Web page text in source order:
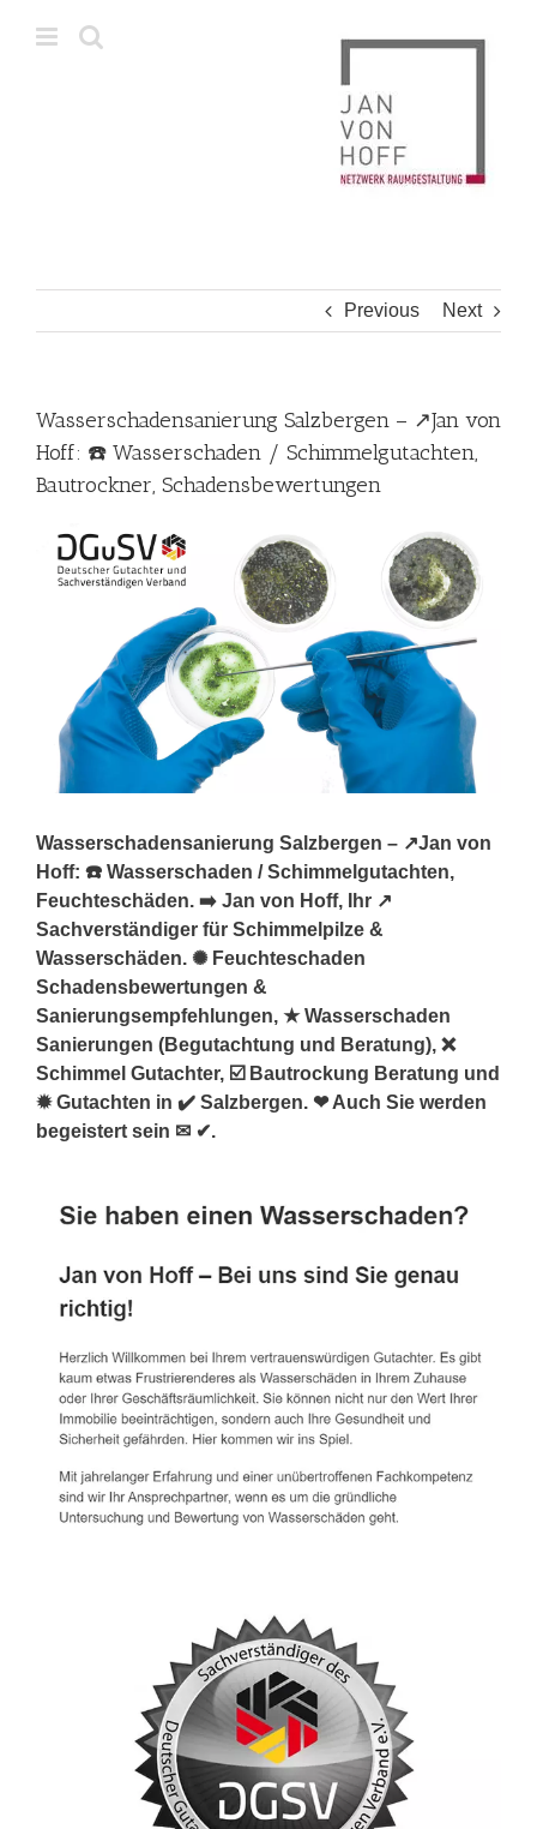
Previous Next
Wasserschadensanierung Salzbergen – ↗️Jan von
Hoff: ☎️ Wasserschaden / Schimmelgutachten,
Bautrockner, Schadensbewertungen
Wasserschadensanierung Salzbergen – ↗️Jan von
Hoff: ☎️ Wasserschaden / Schimmelgutachten,
Feuchteschäden. ➡️ Jan von Hoff, Ihr ↗️
Sachverständiger für Schimmelpilze &
Wasserschäden. ✺ Feuchteschaden
Schadensbewertungen &
Sanierungsempfehlungen, ★ Wasserschaden
Sanierungen (Begutachtung und Beratung), ❌
Schimmel Gutachter, ☑️ Bautrockung Beratung und
✹ Gutachten in ✔️ Salzbergen. ❤ Auch Sie werden
begeistert sein ✉ ✔.